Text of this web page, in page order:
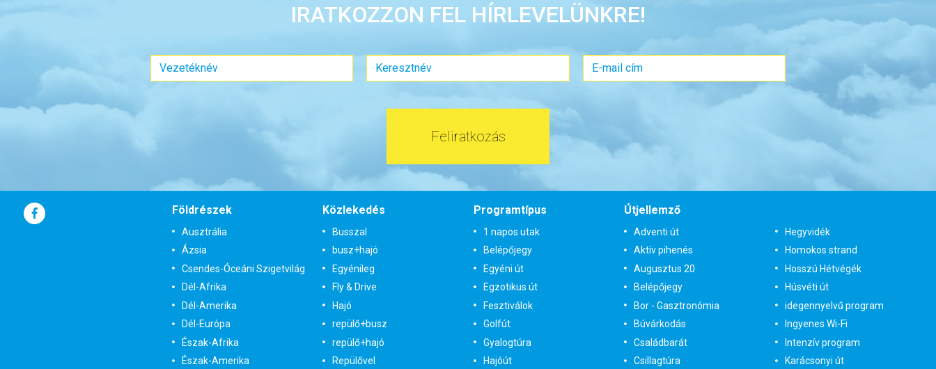
IRATKOZZON FEL HÍRLEVELÜNKRE!
Feliratkozás
Földrészek
Ausztrália
Ázsia
Csendes-Óceáni Szigetvilág
Dél-Afrika
Dél-Amerika
Dél-Európa
Észak-Afrika
Észak-Amerika
Közlekedés
Busszal
busz+hajó
Egyénileg
Fly & Drive
Hajó
repülő+busz
repülő+hajó
Repülővel
Programtípus
1 napos utak
Belépőjegy
Egyéni út
Egzotikus út
Fesztiválok
Golfút
Gyalogtúra
Hajóút
Útjellemző
Adventi út
Aktív pihenés
Augusztus 20
Belépőjegy
Bor - Gasztronómia
Búvárkodás
Családbarát
Csillagtúra
Hegyvidék
Homokos strand
Hosszú Hétvégék
Húsvéti út
idegennyelvű program
Ingyenes Wi-Fi
Intenzív program
Karácsonyi út